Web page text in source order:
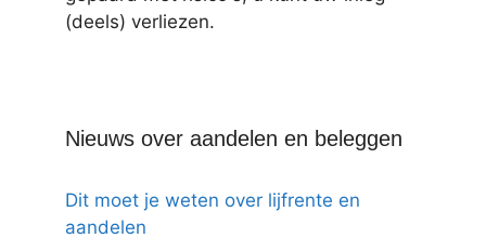
(deels) verliezen.
Nieuws over aandelen en beleggen
Dit moet je weten over lijfrente en
aandelen